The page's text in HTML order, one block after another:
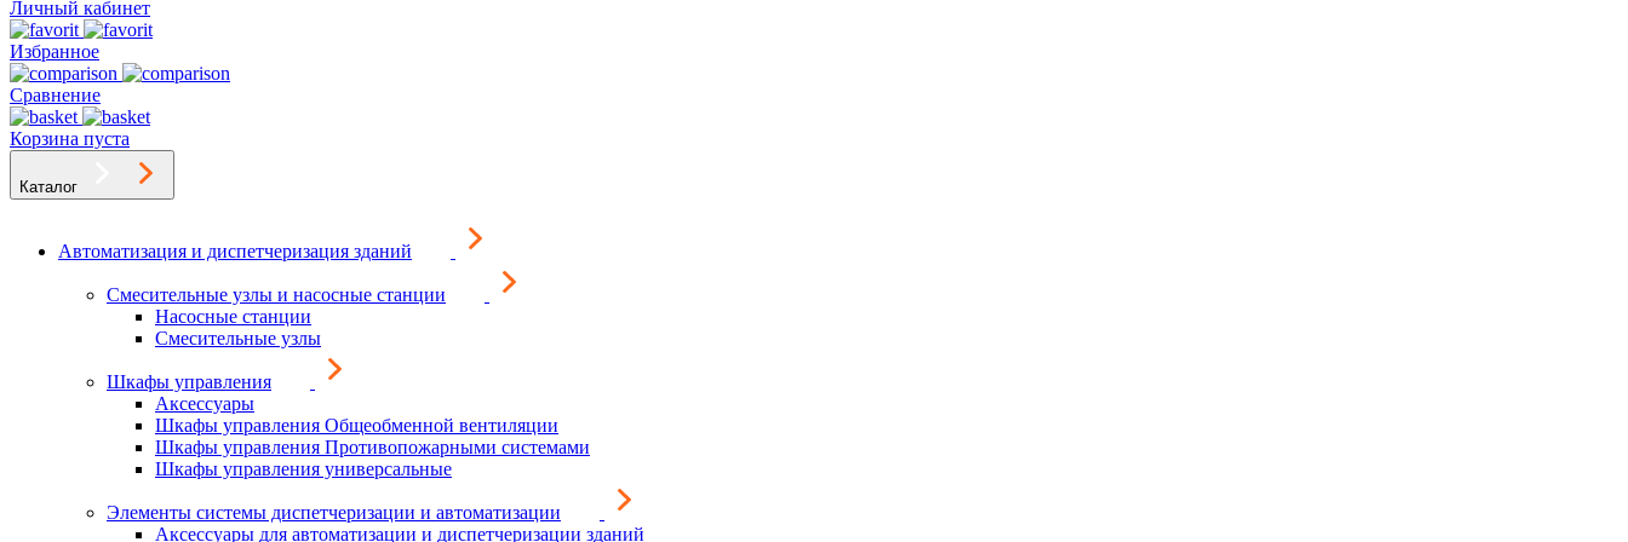
Личный кабинет
Избранное
Сравнение
Корзина пуста
Каталог
Автоматизация и диспетчеризация зданий
Смесительные узлы и насосные станции
Насосные станции
Смесительные узлы
Шкафы управления
Аксессуары
Шкафы управления Общеобменной вентиляции
Шкафы управления Противопожарными системами
Шкафы управления универсальные
Элементы системы диспетчеризации и автоматизации
Аксессуары для автоматизации и диспетчеризации зданий